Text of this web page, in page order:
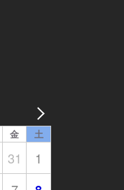
金 土
31
1